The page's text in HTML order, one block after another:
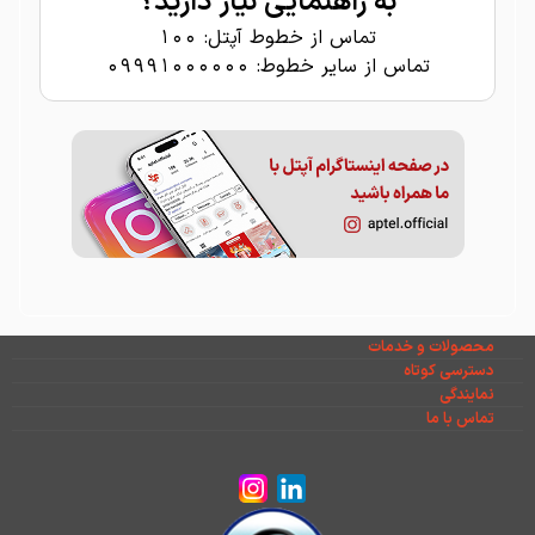
تماس از خطوط آپتل: ۱۰۰
تماس از سایر خطوط: ۰۹۹۹۱۰۰۰۰۰۰
محصولات و خدمات
دسترسی کوتاه
نمایندگی
تماس با ما